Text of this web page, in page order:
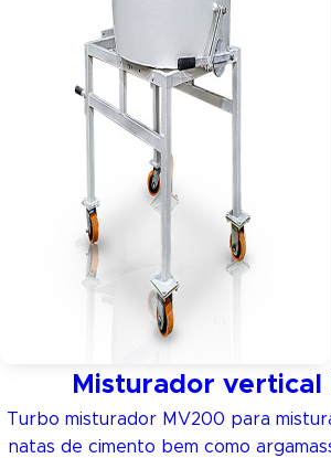
Misturador vertical
Turbo misturador MV200 para
natas de cimento bem como